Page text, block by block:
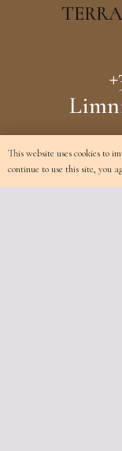
This website uses cookies to
continue to use this site, you